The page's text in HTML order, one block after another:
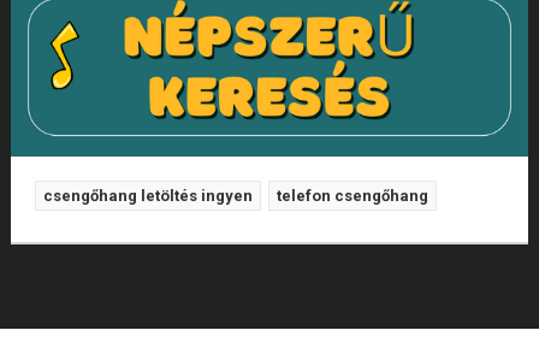
csengőhang letöltés ingyen telefon csengőhang